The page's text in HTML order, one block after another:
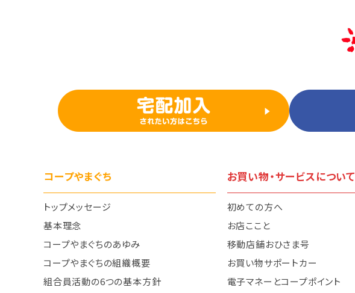
コープやまぐち
トップメッセージ
基本理念
コープやまぐちのあゆみ
コープやまぐちの組織概要
組合員活動の6つの基本方針
お買い物・サービスについて
初めての方へ
お店ここと
移動店舗おひさま号
お買い物サポートカー
電子マネーとコープポイント